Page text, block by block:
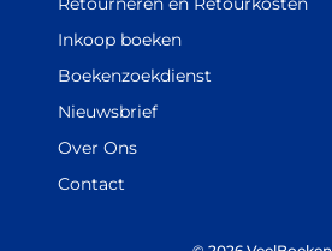
Inkoop boeken
Boekenzoekdienst
Nieuwsbrief
Over Ons
Contact